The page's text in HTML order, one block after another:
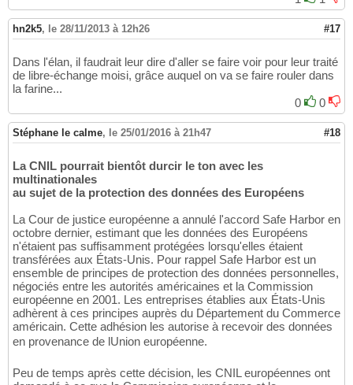
hn2k5, le 28/11/2013 à 12h26 #17
Dans l'élan, il faudrait leur dire d'aller se faire voir pour leur traité
de libre-échange moisi, grâce auquel on va se faire rouler dans
la farine...
0
0
Stéphane le calme, le 25/01/2016 à 21h47 #18
La CNIL pourrait bientôt durcir le ton avec les
multinationales
au sujet de la protection des données des Européens
La Cour de justice européenne a annulé l'accord Safe Harbor en
octobre dernier, estimant que les données des Européens
n'étaient pas suffisamment protégées lorsqu'elles étaient
transférées aux États-Unis. Pour rappel Safe Harbor est un
ensemble de principes de protection des données personnelles,
négociés entre les autorités américaines et la Commission
européenne en 2001. Les entreprises établies aux États-Unis
adhèrent à ces principes auprès du Département du Commerce
américain. Cette adhésion les autorise à recevoir des données
en provenance de lUnion européenne.
Peu de temps après cette décision, les CNIL européennes ont